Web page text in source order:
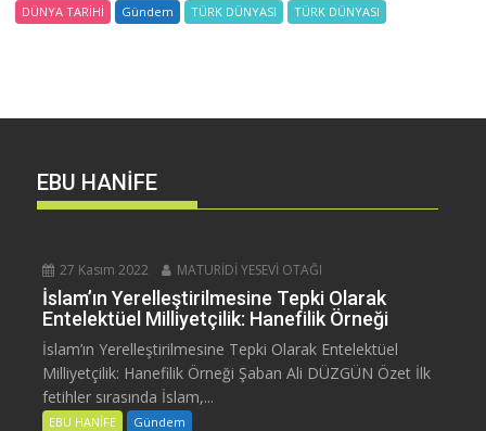
DÜNYA TARİHİ Gündem TÜRK DÜNYASI TÜRK DÜNYASI
EBU HANİFE
27 Kasım 2022 MATURİDİ YESEVİ OTAĞI
İslam’ın Yerelleştirilmesine Tepki Olarak
Entelektüel Milliyetçilik: Hanefilik Örneği
İslam’ın Yerelleştirilmesine Tepki Olarak Entelektüel
Milliyetçilik: Hanefilik Örneği Şaban Ali DÜZGÜN Özet İlk
fetihler sırasında İslam,...
EBU HANİFE Gündem